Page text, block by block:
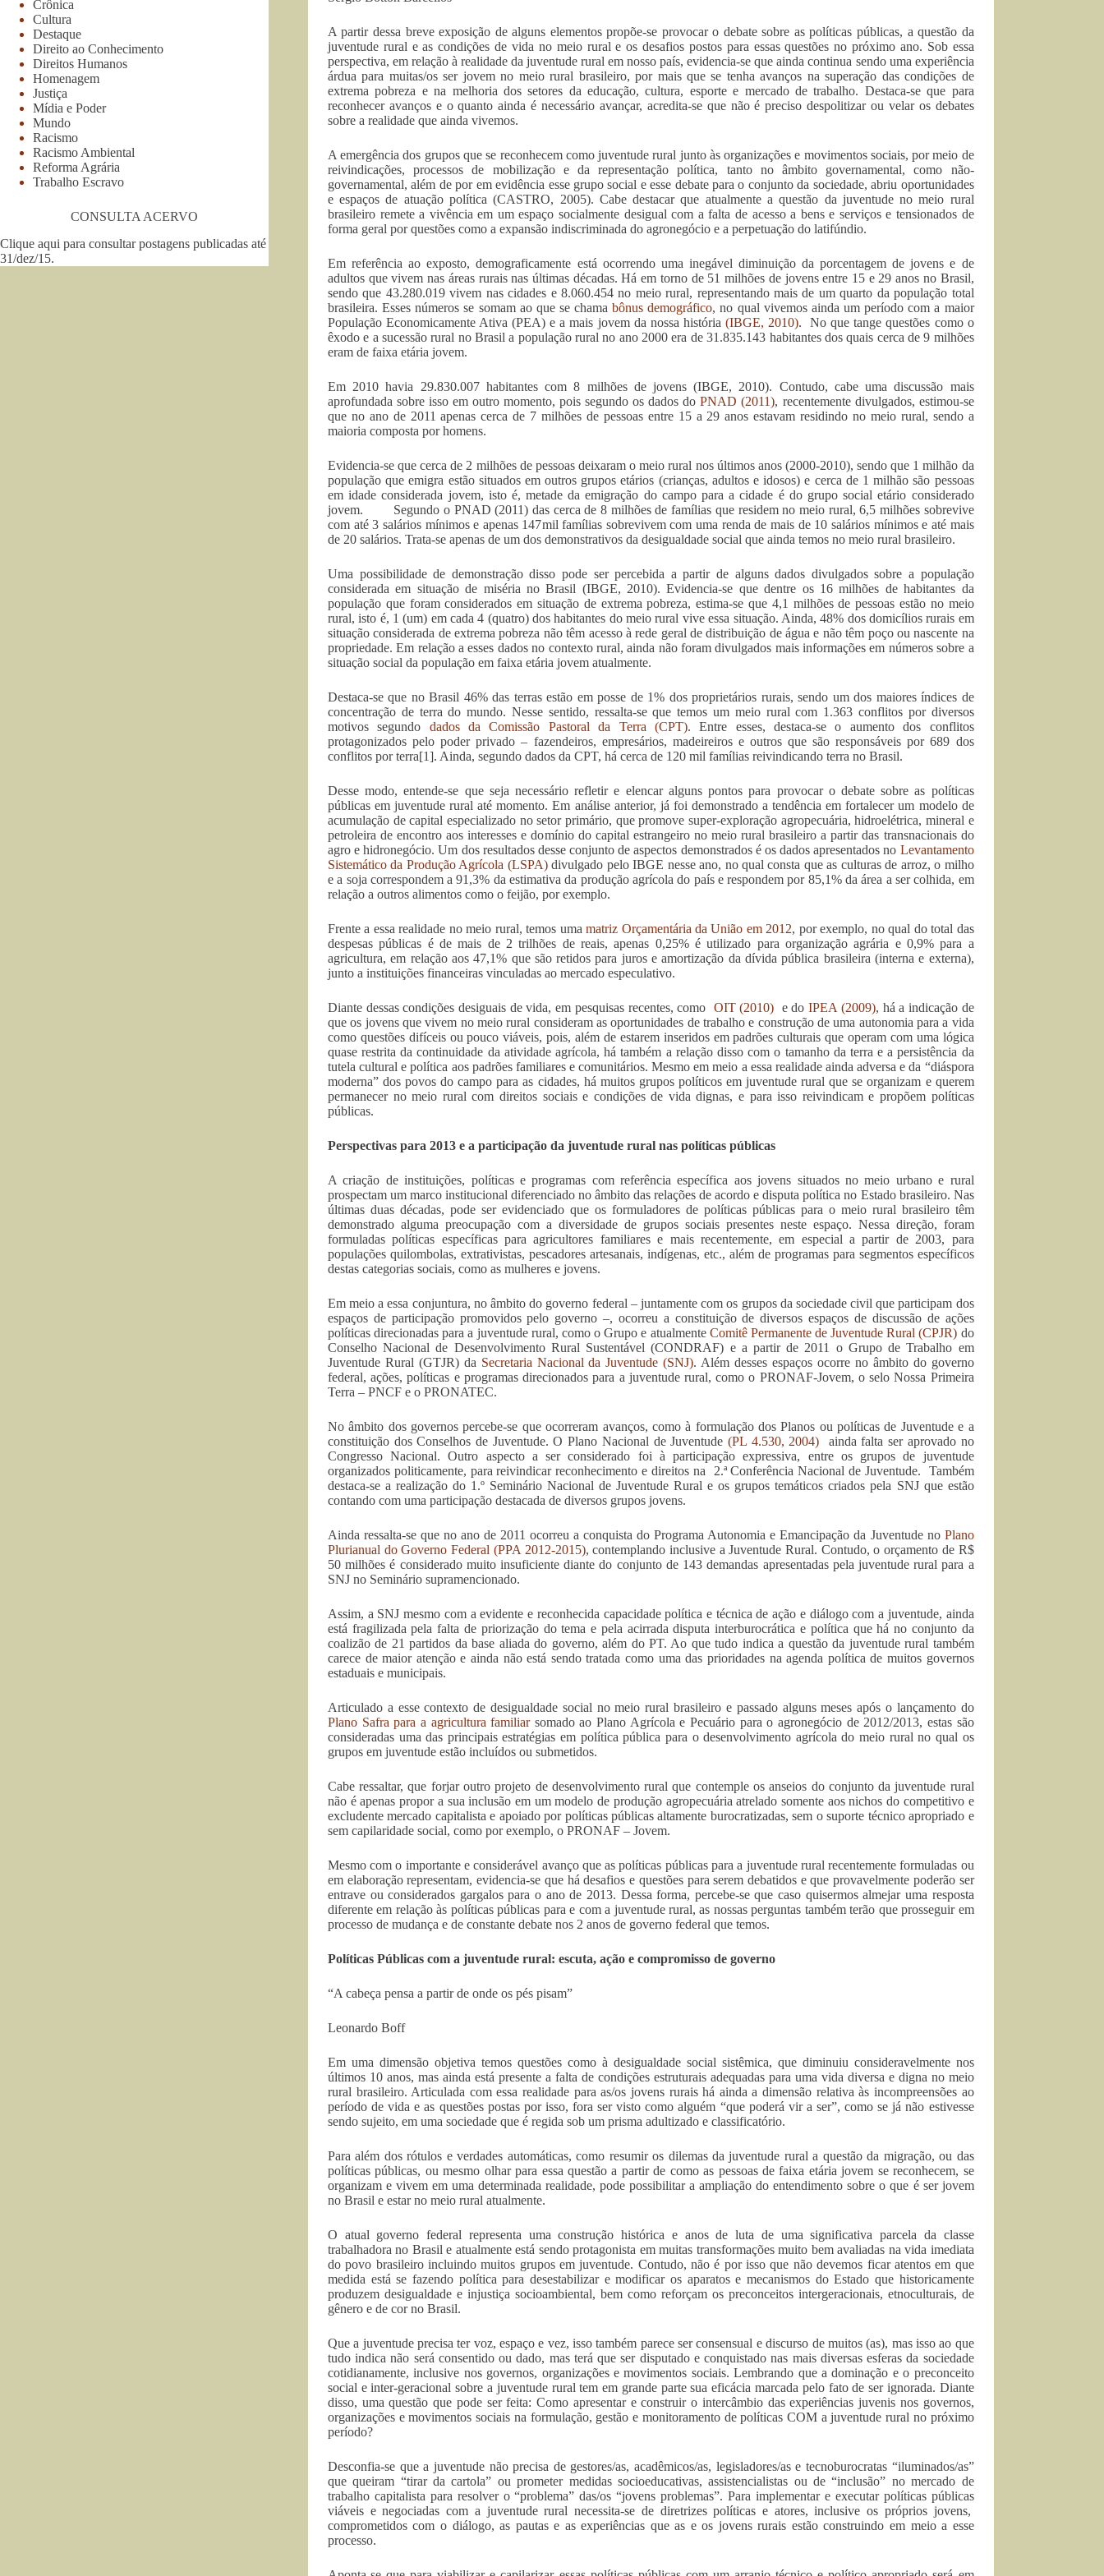
A partir dessa breve exposição de alguns elementos propõe-se provocar o debate sobre as políticas públicas, a questão da
juventude rural e as condições de vida no meio rural e os desafios postos para essas questões no próximo ano. Sob essa
perspectiva, em relação à realidade da juventude rural em nosso país, evidencia-se que ainda continua sendo uma experiência
árdua para muitas/os ser jovem no meio rural brasileiro, por mais que se tenha avanços na superação das condições de
extrema pobreza e na melhoria dos setores da educação, cultura, esporte e mercado de trabalho. Destaca-se que para
reconhecer avanços e o quanto ainda é necessário avançar, acredita-se que não é preciso despolitizar ou velar os debates
sobre a realidade que ainda vivemos.
A emergência dos grupos que se reconhecem como juventude rural junto às organizações e movimentos sociais, por meio de
reivindicações, processos de mobilização e da representação política, tanto no âmbito governamental, como não-
governamental, além de por em evidência esse grupo social e esse debate para o conjunto da sociedade, abriu oportunidades
e espaços de atuação política (CASTRO, 2005). Cabe destacar que atualmente a questão da juventude no meio rural
brasileiro remete a vivência em um espaço socialmente desigual com a falta de acesso a bens e serviços e tensionados de
forma geral por questões como a expansão indiscriminada do agronegócio e a perpetuação do latifúndio.
Em referência ao exposto, demograficamente está ocorrendo uma inegável diminuição da porcentagem de jovens e de
adultos que vivem nas áreas rurais nas últimas décadas. Há em torno de 51 milhões de jovens entre 15 e 29 anos no Brasil,
sendo que 43.280.019 vivem nas cidades e 8.060.454 no meio rural, representando mais de um quarto da população total
brasileira. Esses números se somam ao que se chamabônus demográfico, no qual vivemos ainda um período com a maior
População Economicamente Ativa (PEA) e a mais jovem da nossa história (IBGE, 2010). No que tange questões como o
êxodo e a sucessão rural no Brasil a população rural no ano 2000 era de 31.835.143 habitantes dos quais cerca de 9 milhões
eram de faixa etária jovem.
Em 2010 havia 29.830.007 habitantes com 8 milhões de jovens (IBGE, 2010). Contudo, cabe uma discussão mais
aprofundada sobre isso em outro momento, pois segundo os dados doPNAD (2011), recentemente divulgados, estimou-se
que no ano de 2011 apenas cerca de 7 milhões de pessoas entre 15 a 29 anos estavam residindo no meio rural, sendo a
maioria composta por homens.
Evidencia-se que cerca de 2 milhões de pessoas deixaram o meio rural nos últimos anos (2000-2010), sendo que 1 milhão da
população que emigra estão situados em outros grupos etários (crianças, adultos e idosos) e cerca de 1 milhão são pessoas
em idade considerada jovem, isto é, metade da emigração do campo para a cidade é do grupo social etário considerado
jovem. Segundo o PNAD (2011) das cerca de 8 milhões de famílias que residem no meio rural, 6,5 milhões sobrevive
com até 3 salários mínimos e apenas 147mil famílias sobrevivem com uma renda de mais de 10 salários mínimos e até mais
de 20 salários. Trata-se apenas de um dos demonstrativos da desigualdade social que ainda temos no meio rural brasileiro.
Uma possibilidade de demonstração disso pode ser percebida a partir de alguns dados divulgados sobre a população
considerada em situação de miséria no Brasil (IBGE, 2010). Evidencia-se que dentre os 16 milhões de habitantes da
população que foram considerados em situação de extrema pobreza, estima-se que 4,1 milhões de pessoas estão no meio
rural, isto é, 1 (um) em cada 4 (quatro) dos habitantes do meio rural vive essa situação. Ainda, 48% dos domicílios rurais em
situação considerada de extrema pobreza não têm acesso à rede geral de distribuição de água e não têm poço ou nascente na
propriedade. Em relação a esses dados no contexto rural, ainda não foram divulgados mais informações em números sobre a
situação social da população em faixa etária jovem atualmente.
Destaca-se que no Brasil 46% das terras estão em posse de 1% dos proprietários rurais, sendo um dos maiores índices de
concentração de terra do mundo. Nesse sentido, ressalta-se que temos um meio rural com 1.363 conflitos por diversos
motivos segundo dados da Comissão Pastoral da Terra (CPT). Entre esses, destaca-se o aumento dos conflitos
protagonizados pelo poder privado – fazendeiros, empresários, madeireiros e outros que são responsáveis por 689 dos
conflitos por terra[1]. Ainda, segundo dados da CPT, há cerca de 120 mil famílias reivindicando terra no Brasil.
Desse modo, entende-se que seja necessário refletir e elencar alguns pontos para provocar o debate sobre as políticas
públicas em juventude rural até momento. Em análise anterior, já foi demonstrado a tendência em fortalecer um modelo de
acumulação de capital especializado no setor primário, que promove super-exploração agropecuária, hidroelétrica, mineral e
petroleira de encontro aos interesses e domínio do capital estrangeiro no meio rural brasileiro a partir das transnacionais do
agro e hidronegócio. Um dos resultados desse conjunto de aspectos demonstrados é os dados apresentados no Levantamento
Sistemático da Produção Agrícola (LSPA)divulgado pelo IBGE nesse ano, no qual consta que as culturas de arroz, o milho
e a soja correspondem a 91,3% da estimativa da produção agrícola do país e respondem por 85,1% da área a ser colhida, em
relação a outros alimentos como o feijão, por exemplo.
Frente a essa realidade no meio rural, temos umamatriz Orçamentária da União em 2012, por exemplo, no qual do total das
despesas públicas é de mais de 2 trilhões de reais, apenas 0,25% é utilizado para organização agrária e 0,9% para a
agricultura, em relação aos 47,1% que são retidos para juros e amortização da dívida pública brasileira (interna e externa),
junto a instituições financeiras vinculadas ao mercado especulativo.
Diante dessas condições desiguais de vida, em pesquisas recentes, como OIT (2010) e doIPEA (2009), há a indicação de
que os jovens que vivem no meio rural consideram as oportunidades de trabalho e construção de uma autonomia para a vida
como questões difíceis ou pouco viáveis, pois, além de estarem inseridos em padrões culturais que operam com uma lógica
quase restrita da continuidade da atividade agrícola, há também a relação disso com o tamanho da terra e a persistência da
tutela cultural e política aos padrões familiares e comunitários. Mesmo em meio a essa realidade ainda adversa e da “diáspora
moderna” dos povos do campo para as cidades, há muitos grupos políticos em juventude rural que se organizam e querem
permanecer no meio rural com direitos sociais e condições de vida dignas, e para isso reivindicam e propõem políticas
públicas.
Perspectivas para 2013 e a participação da juventude rural nas políticas públicas
A criação de instituições, políticas e programas com referência específica aos jovens situados no meio urbano e rural
prospectam um marco institucional diferenciado no âmbito das relações de acordo e disputa política no Estado brasileiro. Nas
últimas duas décadas, pode ser evidenciado que os formuladores de políticas públicas para o meio rural brasileiro têm
demonstrado alguma preocupação com a diversidade de grupos sociais presentes neste espaço. Nessa direção, foram
formuladas políticas específicas para agricultores familiares e mais recentemente, em especial a partir de 2003, para
populações quilombolas, extrativistas, pescadores artesanais, indígenas, etc., além de programas para segmentos específicos
destas categorias sociais, como as mulheres e jovens.
Em meio a essa conjuntura, no âmbito do governo federal – juntamente com os grupos da sociedade civil que participam dos
espaços de participação promovidos pelo governo –, ocorreu a constituição de diversos espaços de discussão de ações
políticas direcionadas para a juventude rural, como o Grupo e atualmente Comitê Permanente de Juventude Rural (CPJR) do
Conselho Nacional de Desenvolvimento Rural Sustentável (CONDRAF) e a partir de 2011 o Grupo de Trabalho em
Juventude Rural (GTJR) da Secretaria Nacional da Juventude (SNJ). Além desses espaços ocorre no âmbito do governo
federal, ações, políticas e programas direcionados para a juventude rural, como o PRONAF-Jovem, o selo Nossa Primeira
Terra – PNCF e o PRONATEC.
No âmbito dos governos percebe-se que ocorreram avanços, como à formulação dos Planos ou políticas de Juventude e a
constituição dos Conselhos de Juventude. O Plano Nacional de Juventude (PL 4.530, 2004) ainda falta ser aprovado no
Congresso Nacional. Outro aspecto a ser considerado foi à participação expressiva, entre os grupos de juventude
organizados politicamente, para reivindicar reconhecimento e direitos na 2.ª Conferência Nacional de Juventude. Também
destaca-se a realização do 1.º Seminário Nacional de Juventude Rural e os grupos temáticos criados pela SNJ que estão
contando com uma participação destacada de diversos grupos jovens.
Ainda ressalta-se que no ano de 2011 ocorreu a conquista do Programa Autonomia e Emancipação da Juventude no Plano
Plurianual do Governo Federal (PPA 2012-2015), contemplando inclusive a Juventude Rural. Contudo, o orçamento de R$
50 milhões é considerado muito insuficiente diante do conjunto de 143 demandas apresentadas pela juventude rural para a
SNJ no Seminário supramencionado.
Assim, a SNJ mesmo com a evidente e reconhecida capacidade política e técnica de ação e diálogo com a juventude, ainda
está fragilizada pela falta de priorização do tema e pela acirrada disputa interburocrática e política que há no conjunto da
coalizão de 21 partidos da base aliada do governo, além do PT. Ao que tudo indica a questão da juventude rural também
carece de maior atenção e ainda não está sendo tratada como uma das prioridades na agenda política de muitos governos
estaduais e municipais.
Articulado a esse contexto de desigualdade social no meio rural brasileiro e passado alguns meses após o lançamento do
Plano Safra para a agricultura familiarsomado ao Plano Agrícola e Pecuário para o agronegócio de 2012/2013, estas são
consideradas uma das principais estratégias em política pública para o desenvolvimento agrícola do meio rural no qual os
grupos em juventude estão incluídos ou submetidos.
Cabe ressaltar, que forjar outro projeto de desenvolvimento rural que contemple os anseios do conjunto da juventude rural
não é apenas propor a sua inclusão em um modelo de produção agropecuária atrelado somente aos nichos do competitivo e
excludente mercado capitalista e apoiado por políticas públicas altamente burocratizadas, sem o suporte técnico apropriado e
sem capilaridade social, como por exemplo, o PRONAF – Jovem.
Mesmo com o importante e considerável avanço que as políticas públicas para a juventude rural recentemente formuladas ou
em elaboração representam, evidencia-se que há desafios e questões para serem debatidos e que provavelmente poderão ser
entrave ou considerados gargalos para o ano de 2013. Dessa forma, percebe-se que caso quisermos almejar uma resposta
diferente em relação às políticas públicas para e com a juventude rural, as nossas perguntas também terão que prosseguir em
processo de mudança e de constante debate nos 2 anos de governo federal que temos.
Políticas Públicas com a juventude rural: escuta, ação e compromisso de governo
“A cabeça pensa a partir de onde os pés pisam”
Leonardo Boff
Em uma dimensão objetiva temos questões como à desigualdade social sistêmica, que diminuiu consideravelmente nos
últimos 10 anos, mas ainda está presente a falta de condições estruturais adequadas para uma vida diversa e digna no meio
rural brasileiro. Articulada com essa realidade para as/os jovens rurais há ainda a dimensão relativa às incompreensões ao
período de vida e as questões postas por isso, fora ser visto como alguém “que poderá vir a ser”, como se já não estivesse
sendo sujeito, em uma sociedade que é regida sob um prisma adultizado e classificatório.
Para além dos rótulos e verdades automáticas, como resumir os dilemas da juventude rural a questão da migração, ou das
políticas públicas, ou mesmo olhar para essa questão a partir de como as pessoas de faixa etária jovem se reconhecem, se
organizam e vivem em uma determinada realidade, pode possibilitar a ampliação do entendimento sobre o que é ser jovem
no Brasil e estar no meio rural atualmente.
O atual governo federal representa uma construção histórica e anos de luta de uma significativa parcela da classe
trabalhadora no Brasil e atualmente está sendo protagonista em muitas transformações muito bem avaliadas na vida imediata
do povo brasileiro incluindo muitos grupos em juventude. Contudo, não é por isso que não devemos ficar atentos em que
medida está se fazendo política para desestabilizar e modificar os aparatos e mecanismos do Estado que historicamente
produzem desigualdade e injustiça socioambiental, bem como reforçam os preconceitos intergeracionais, etnoculturais, de
gênero e de cor no Brasil.
Que a juventude precisa ter voz, espaço e vez, isso também parece ser consensual e discurso de muitos (as), mas isso ao que
tudo indica não será consentido ou dado, mas terá que ser disputado e conquistado nas mais diversas esferas da sociedade
cotidianamente, inclusive nos governos, organizações e movimentos sociais. Lembrando que a dominação e o preconceito
social e inter-geracional sobre a juventude rural tem em grande parte sua eficácia marcada pelo fato de ser ignorada. Diante
disso, uma questão que pode ser feita: Como apresentar e construir o intercâmbio das experiências juvenis nos governos,
organizações e movimentos sociais na formulação, gestão e monitoramento de políticas COM a juventude rural no próximo
período?
Desconfia-se que a juventude não precisa de gestores/as, acadêmicos/as, legisladores/as e tecnoburocratas “iluminados/as”
que queiram “tirar da cartola” ou prometer medidas socioeducativas, assistencialistas ou de “inclusão” no mercado de
trabalho capitalista para resolver o “problema” das/os “jovens problemas”. Para implementar e executar políticas públicas
viáveis e negociadas com a juventude rural necessita-se de diretrizes políticas e atores, inclusive os próprios jovens,
comprometidos com o diálogo, as pautas e as experiências que as e os jovens rurais estão construindo em meio a esse
processo.
Crônica
Cultura
Destaque
Direito ao Conhecimento
Direitos Humanos
Homenagem
Justiça
Mídia e Poder
Mundo
Racismo
Racismo Ambiental
Reforma Agrária
Trabalho Escravo
CONSULTA ACERVO
Clique aqui para consultar postagens publicadas até
31/dez/15.